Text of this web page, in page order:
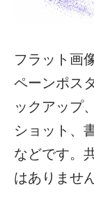
フラット画
ペーンポス
ックアップ
ショット、
などです。
はありません